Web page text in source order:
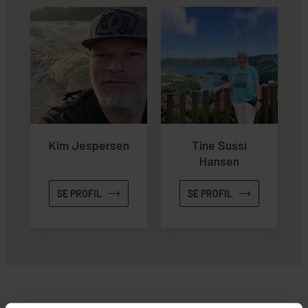
Kim Jespersen
SE PROFIL
Tine Sussi
Hansen
SE PROFIL